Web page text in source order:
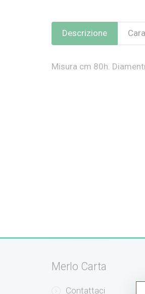
Descrizione
Misura cm 80h.
Merlo Carta
Contattaci